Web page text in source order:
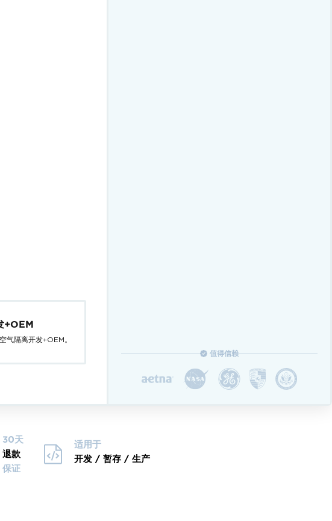
+OEM
气隔离开发+OEM。
值得信赖
30天
退款
保证
适用于
开发 / 暂存 / 生产